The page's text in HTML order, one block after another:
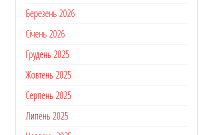
Березень 2026
Січень 2026
Грудень 2025
Жовтень 2025
Серпень 2025
Липень 2025